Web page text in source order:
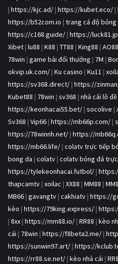
| https://kjc.ad/ | https://kubet.eco/ |
https://b52com.io | trang cá độ bóng
https://c168.guide/ | https://
Xibet | lu88 | K88 | TT88 | King88 | AO88
78win | game bài đổi thưởng | 7M |
okvip.uk.com/ | Ku casino | Ku11 |
https://sv368.direct/ | https://
Kubet88 | 78win | sv368 | nhà cái lô đề
https://keonhacai55.bet/ | socolive |
Sv368 | Vip66 | https://mb66p.com/ |
https://78winnh.net/ | https://
https://mb66.life/ | colatv trực tiếp
bong da | colatv | colatv bóng đá
https://tylekeonhacai.futbol/ |
thapcamtv | xoilac | XX88 | MM88 |
MB66 | gavangtv | cakhiatv | https://
kèo | https://79king.express/ |
| 8xx | https://mm88.io/ | RR88 | kèo
cái | 78win | https://f8beta2.me/ |
https://sunwin97.art/ | https://
https://rr88.se.net/ | kèo nhà cái |